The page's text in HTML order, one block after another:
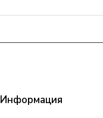
Информация